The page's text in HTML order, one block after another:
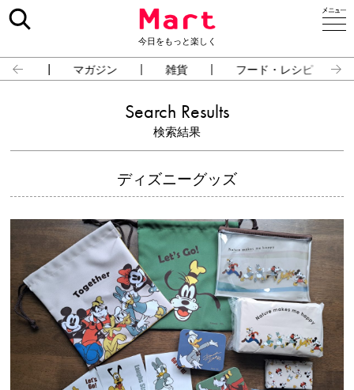
今日をもっと楽しく
占い マガジン 雑貨 フード・レシピ
Search Results
検索結果
ディズニーグッズ